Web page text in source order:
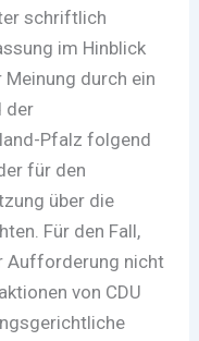
schriftlich
im Hinblick
durch ein
der
Pfalz folgend
für den
über die
Für den Fall,
Aufforderung nicht
von CDU